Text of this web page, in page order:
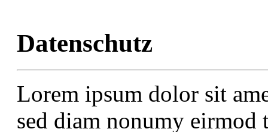
Datenschutz
Lorem ipsum dolor sit
sed diam nonumy